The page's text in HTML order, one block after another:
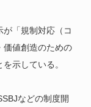
「規制対応（コ
価値創造のための
示している。
などの制度開